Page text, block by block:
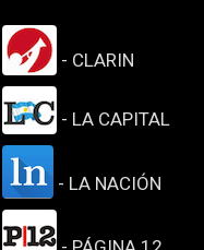
- CLARIN
- LA CAPITAL
- LA NACIÓN